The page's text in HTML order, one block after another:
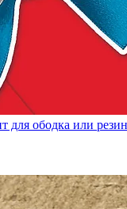
для ободка или